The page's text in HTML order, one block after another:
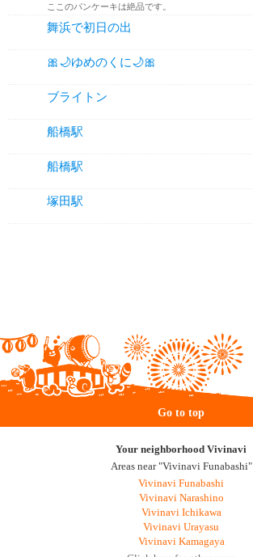
ここのパンケーキは絶品です。
舞浜で初日の出
🎀🌙ゆめのくに🌙🎀
ブライトン
船橋駅
船橋駅
塚田駅
Go to top
Your neighborhood Vivinavi
Areas near "Vivinavi Funabashi"
Vivinavi Funabashi
Vivinavi Narashino
Vivinavi Ichikawa
Vivinavi Urayasu
Vivinavi Kamagaya